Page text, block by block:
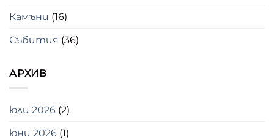
Камъни (16)
Събития (36)
АРХИВ
юли 2026 (2)
юни 2026 (1)